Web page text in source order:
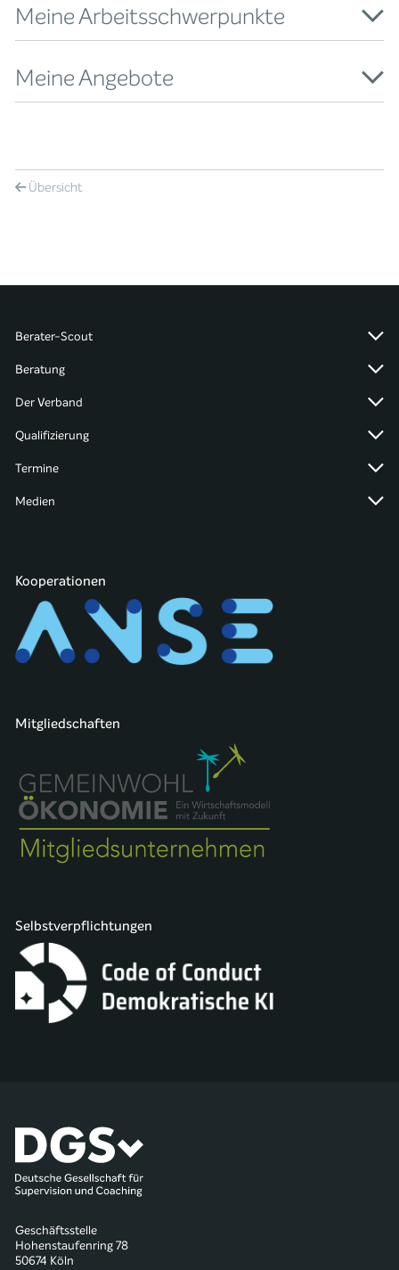
Meine Arbeitsschwerpunkte
Meine Angebote
Übersicht
Berater-Scout
Beratung
Der Verband
Qualifizierung
Termine
Medien
Kooperationen
Mitgliedschaften
Selbstverpflichtungen
Geschäftsstelle
Hohenstaufenring 78
50674 Köln